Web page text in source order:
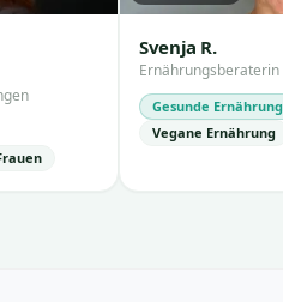
Svenja R.
Ernährungsberaterin
Gesunde Ernährung
Vegane Ernährung